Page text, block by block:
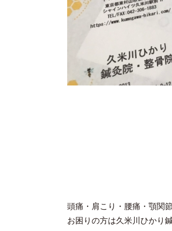
頭痛・肩こり・腰痛・顎関
お困りの方は久米川ひかり